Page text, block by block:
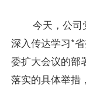
今天，公司
深入传达学习*
委扩大会议的部
落实的具体举措